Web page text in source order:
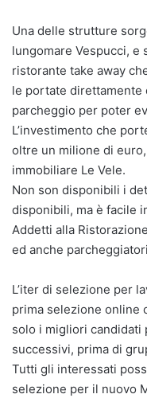
Una delle strutture
lungomare Vespucci,
ristorante take away
le portate direttamente
parcheggio per poter
L’investimento che
oltre un milione di
immobiliare Le Vele.
Non son disponibili i
disponibili, ma è facile
Addetti alla
ed anche
L’iter di selezione per
prima selezione online
solo i migliori candidati
successivi, prima di
Tutti gli interessati
selezione per il nuovo